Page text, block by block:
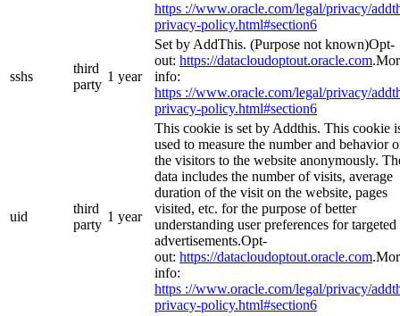
https ://www.oracle.com/legal/privacy/
privacy-policy.html#section6
sshs
third
party
1 year
Set by AddThis. (Purpose not known)Opt-
out: https://datacloudoptout.oracle.com
info:
https ://www.oracle.com/legal/privacy/
privacy-policy.html#section6
uid
third
party
1 year
This cookie is set by Addthis. This cookie
used to measure the number and behavior
the visitors to the website anonymously.
data includes the number of visits, average
duration of the visit on the website, pages
visited, etc. for the purpose of better
understanding user preferences for targeted
advertisements.Opt-
out: https://datacloudoptout.oracle.com
info:
https ://www.oracle.com/legal/privacy/
privacy-policy.html#section6